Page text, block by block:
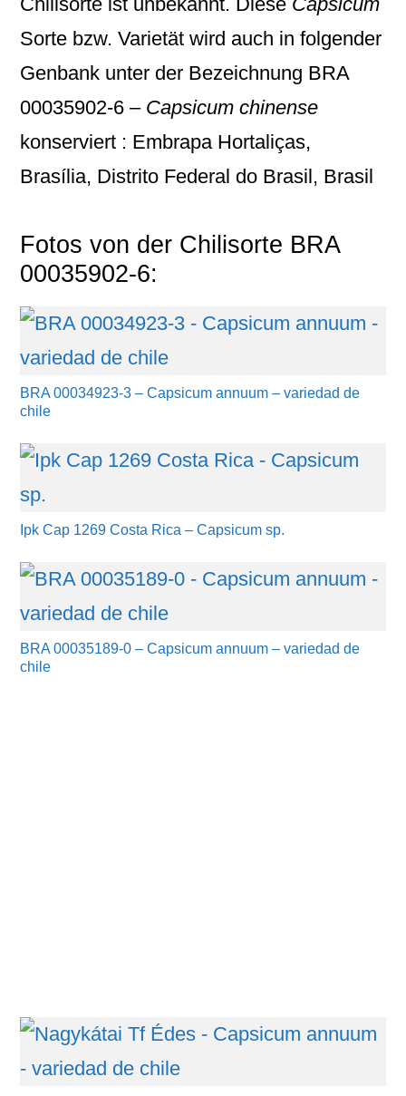
Sorte bzw. Varietät wird auch in folgender
Genbank unter der Bezeichnung BRA
00035902-6 – Capsicum chinense
konserviert : Embrapa Hortaliças,
Brasília, Distrito Federal do Brasil, Brasil
Fotos von der Chilisorte BRA
00035902-6:
BRA 00034923-3 – Capsicum annuum – variedad de
chile
Ipk Cap 1269 Costa Rica – Capsicum sp.
BRA 00035189-0 – Capsicum annuum – variedad de
chile